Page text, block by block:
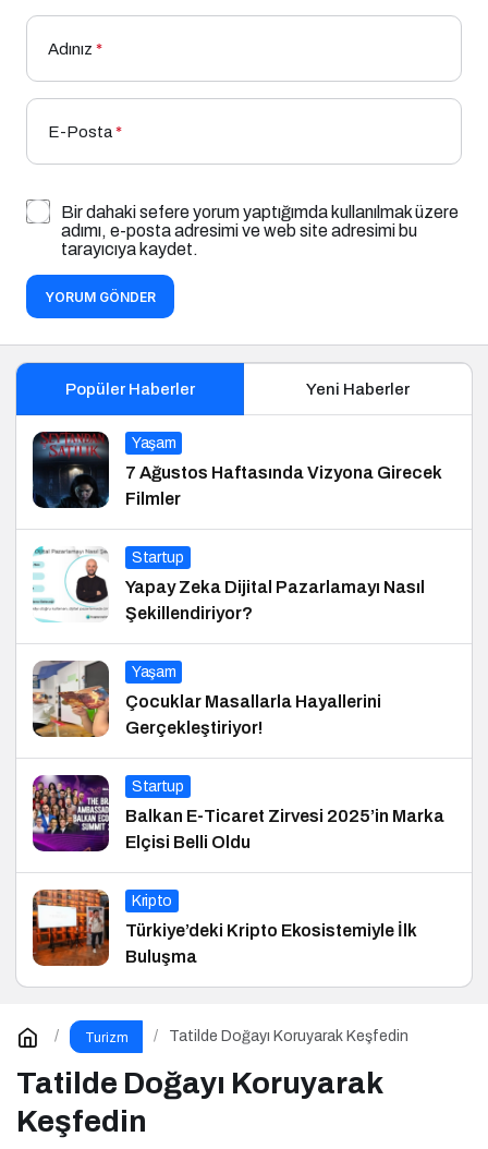
Adınız *
E-Posta*
Bir dahaki sefere yorum yaptığımda kullanılmak üzere
adımı, e-posta adresimi ve web site adresimi bu
tarayıcıya kaydet.
YORUM GÖNDER
Popüler Haberler Yeni Haberler
Yaşam
7 Ağustos Haftasında Vizyona Girecek
Filmler
Startup
Yapay Zeka Dijital Pazarlamayı Nasıl
Şekillendiriyor?
Yaşam
Çocuklar Masallarla Hayallerini
Gerçekleştiriyor!
Startup
Balkan E-Ticaret Zirvesi 2025’in Marka
Elçisi Belli Oldu
Kripto
Türkiye’deki Kripto Ekosistemiyle İlk
Buluşma
Turizm Tatilde Doğayı Koruyarak Keşfedin
Tatilde Doğayı Koruyarak
Keşfedin